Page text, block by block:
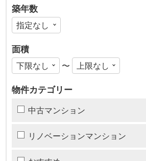
築年数
面積
〜
物件カテゴリー
中古マンション
リノベーションマンション